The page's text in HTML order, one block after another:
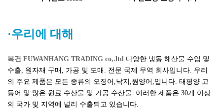
·우리에 대해
복건 FUWANHANG TRADING co,.ltd 다양한 냉동 해산물 수입 및
수출, 원자재 구매, 가공 및 도매. 전문 국제 무역 회사입니다. 우리
의 주요 제품은 모든 종류의 오징어,낙지,원양어,입니다. 태평양 고
등어 및 많은 원료 수산물 및 가공 수산물. 이러한 제품은 30개 이상
의 국가 및 지역에 널리 수출되고 있습니다.